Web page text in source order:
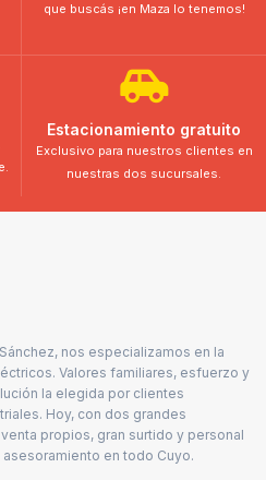
que buscás ¡en Maza lo tenemos!
Estacionamiento gratuito
Exclusivo para nuestros clientes en
nuestras dos sucursales.
nos especializamos en la
Valores familiares, esfuerzo y
la elegida por clientes
Hoy, con dos grandes
propios, gran surtido y personal
en todo Cuyo.